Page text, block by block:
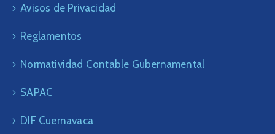
Avisos de Privacidad
Reglamentos
Normatividad Contable Gubernamental
SAPAC
DIF Cuernavaca